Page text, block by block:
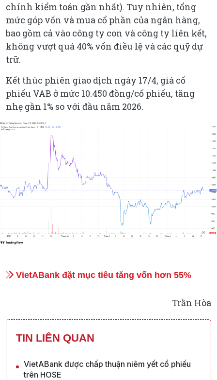
chính kiểm toán gần nhất). Tuy nhiên, tổng
mức góp vốn và mua cổ phần của ngân hàng,
bao gồm cả vào công ty con và công ty liên kết,
không vượt quá 40% vốn điều lệ và các quỹ dự
trữ.
Kết thúc phiên giao dịch ngày 17/4, giá cổ
phiếu VAB ở mức 10.450 đồng/cổ phiếu, tăng
nhẹ gần 1% so với đầu năm 2026.
VietABank đặt mục tiêu tăng vốn hơn 55%
Trần Hòa
TIN LIÊN QUAN
VietABank được chấp thuận niêm yết cổ phiếu
trên HOSE